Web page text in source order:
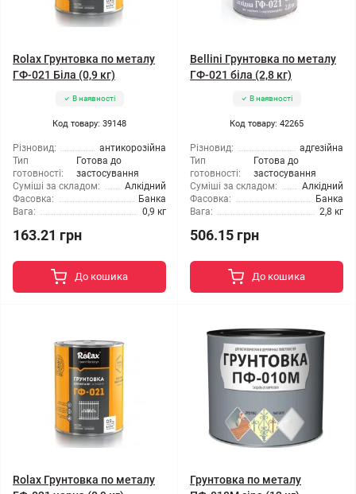
Rolax Грунтовка по металу
ГФ-021 Біла (0,9 кг)
В наявності
Код товару: 39148
Різновид:
антикорозійна
Тип
готовності:
Готова до
застосування
Суміші за складом:
Алкідний
Фасовка:
Банка
Вага:
0,9 кг
163.21 грн
До кошика
Bellini Грунтовка по металу
ГФ-021 біла (2,8 кг)
В наявності
Код товару: 42265
Різновид:
адгезійна
Тип
готовності:
Готова до
застосування
Суміші за складом:
Алкідний
Фасовка:
Банка
Вага:
2,8 кг
506.15 грн
До кошика
Rolax Грунтовка по металу
Грунтовка по металу